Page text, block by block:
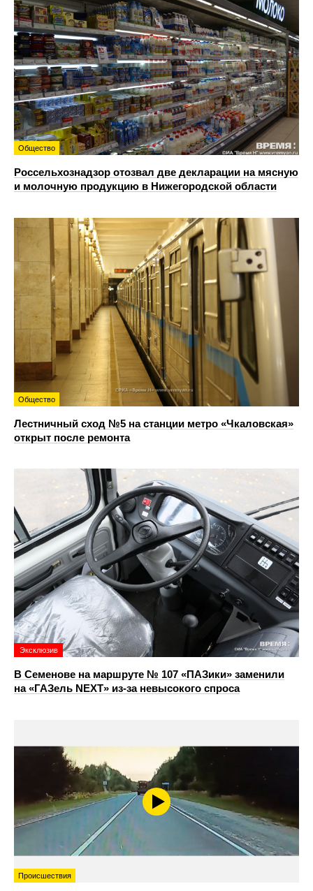
Общество
Россельхознадзор отозвал две декларации на мясную
и молочную продукцию в Нижегородской области
Общество
Лестничный сход №5 на станции метро «Чкаловская»
открыт после ремонта
Эксклюзив
В Семенове на маршруте № 107 «ПАЗики» заменили
на «ГАЗель NEXT» из‑за невысокого спроса
Происшествия